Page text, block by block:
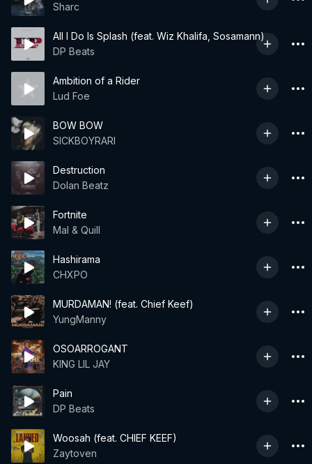
Sharc
All I Do Is Splash (feat. Wiz Khalifa, Sosamann)
DP Beats
Ambition of a Rider
Lud Foe
BOW BOW
SICKBOYRARI
Destruction
Dolan Beatz
Fortnite
Mal & Quill
Hashirama
CHXPO
MURDAMAN! (feat. Chief Keef)
YungManny
OSOARROGANT
KING LIL JAY
Pain
DP Beats
Woosah (feat. CHIEF KEEF)
Zaytoven